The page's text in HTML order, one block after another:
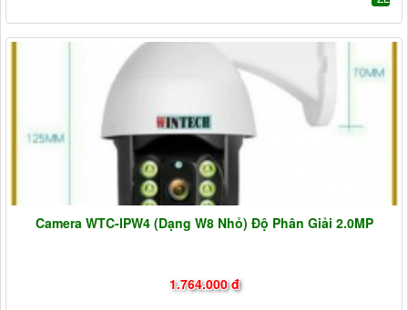
Camera WTC-IPW4 (Dạng W8 Nhỏ) Độ Phân Giải 2.0MP
1.764.000 đ